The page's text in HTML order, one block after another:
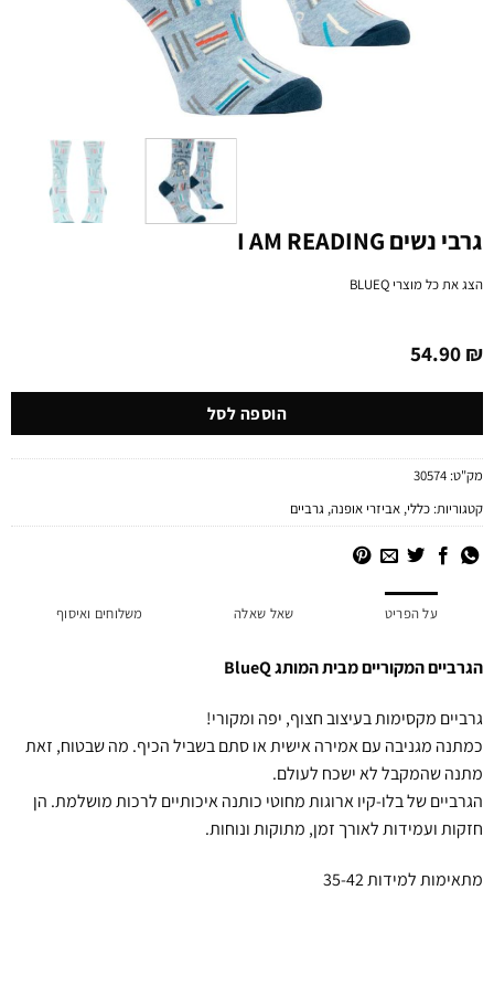
גרבי נשים I AM READING
הצג את כל מוצריBLUEQ
54.90₪
הוספה לסל
מק"ט:30574
קטגוריות:כללי,אביזרי אופנה,גרביים
על הפריט שאל שאלה משלוחים ואיסוף
הגרביים המקוריים מבית המותג BlueQ
גרביים מקסימות בעיצוב חצוף, יפה ומקורי!
כמתנה מגניבה עם אמירה אישית או סתם בשביל הכיף. מה שבטוח, זאת
מתנה שהמקבל לא ישכח לעולם.
הגרביים של בלו-קיו ארוגות מחוטי כותנה איכותיים לרכות מושלמת. הן
חזקות ועמידות לאורך זמן, מתוקות ונוחות.
מתאימות למידות 35-42